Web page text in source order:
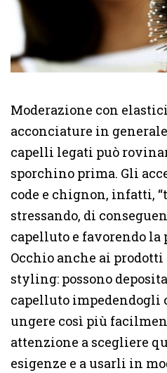
Moderazione con
acconciature in
capelli legati può
sporchino prima. Gli
code e chignon, infatti,
stressando, di
capelluto e favorendo la
Occhio anche ai
styling: possono
capelluto impedendogli
ungere così più
attenzione a scegliere
esigenze e a usarli in